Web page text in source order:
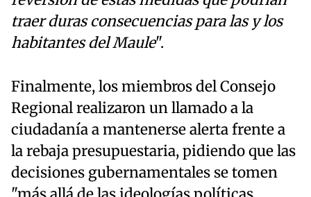
traer duras consecuencias para las y los
habitantes del Maule".
Finalmente, los miembros del Consejo
Regional realizaron un llamado a la
ciudadanía a mantenerse alerta frente a
la rebaja presupuestaria, pidiendo que las
decisiones gubernamentales se tomen